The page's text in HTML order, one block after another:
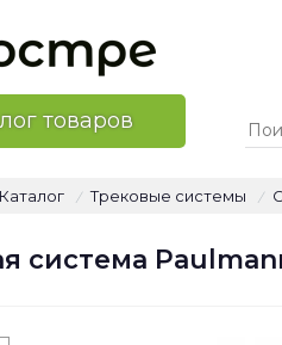
товаров
Каталог / Трековые системы /
система